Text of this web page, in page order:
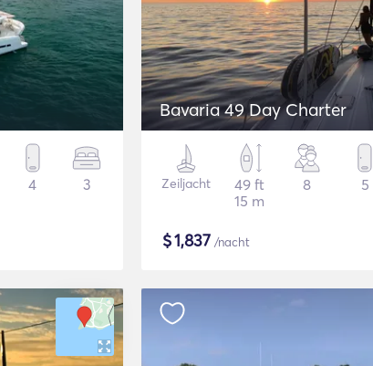
4 3
Bavaria 49 Day Charter
Zeiljacht
49 ft
15 m
8 5
$1,837 /nacht